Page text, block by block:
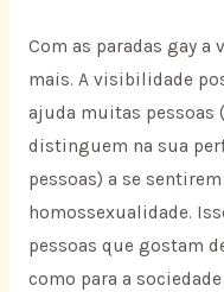
Com as paradas gay
mais. A visibilidade
ajuda muitas pessoas
distinguem na sua
pessoas) a se
homossexualidade.
pessoas que gostam
como para a